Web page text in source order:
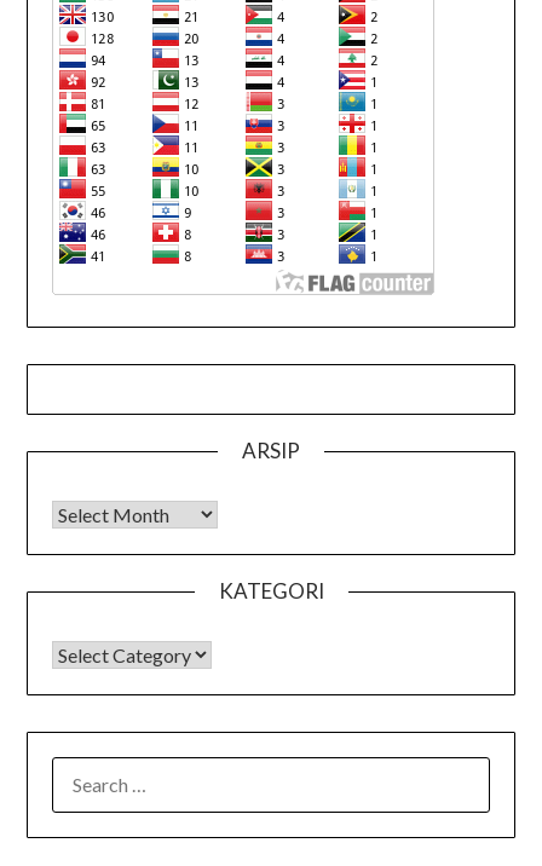
ARSIP
Arsip
KATEGORI
KATEGORI
FOR: